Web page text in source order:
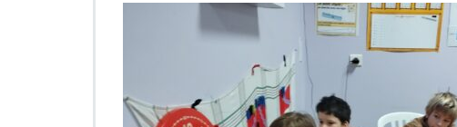
r
M
0